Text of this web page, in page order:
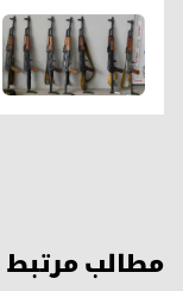
مطالب مرتبط